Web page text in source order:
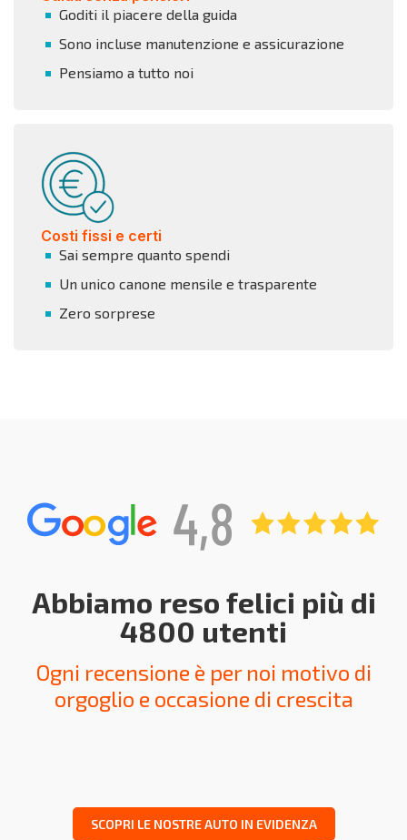
Goditi il piacere della guida
Sono incluse manutenzione e assicurazione
Pensiamo a tutto noi
Costi fissi e certi
Sai sempre quanto spendi
Un unico canone mensile e trasparente
Zero sorprese
Abbiamo reso felici più di
4800 utenti
Ogni recensione è per noi motivo di
orgoglio e occasione di crescita
SCOPRI LE NOSTRE AUTO IN EVIDENZA